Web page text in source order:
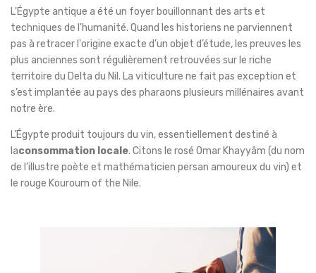
L'Égypte antique a été un foyer bouillonnant des arts et
techniques de l'humanité. Quand les historiens ne parviennent
pas à retracer l'origine exacte d’un objet d’étude, les preuves les
plus anciennes sont régulièrement retrouvées sur le riche
territoire du Delta du Nil. La viticulture ne fait pas exception et
s’est implantée au pays des pharaons plusieurs millénaires avant
notre ère.
L’Égypte produit toujours du vin, essentiellement destiné à
laconsommation locale. Citons le rosé Omar Khayyâm (du nom
de l’illustre poète et mathématicien persan amoureux du vin) et
le rouge Kouroum of the Nile.